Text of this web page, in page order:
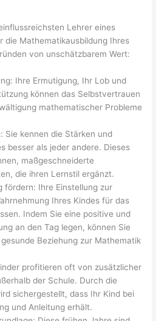
Lehrer eines
die Mathematikausbildung Ihres
von unschätzbarem Wert:
Ihre Ermutigung, Ihr Lob und
können das Selbstvertrauen
mathematischer Probleme
Sie kennen die Stärken und
besser als jeder andere. Dieses
maßgeschneiderte
die ihren Lernstil ergänzt.
fördern: Ihre Einstellung zur
Ihres Kindes für das
Indem Sie eine positive und
an den Tag legen, können Sie
Beziehung zur Mathematik
profitieren oft von zusätzlicher
der Schule. Durch die
sichergestellt, dass Ihr Kind bei
und Anleitung erhält.